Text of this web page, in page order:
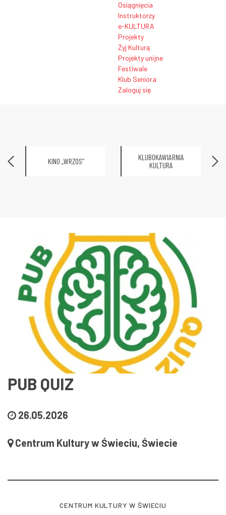
Osiągnięcia
Instruktorzy
e-KULTURA
Projekty
Żyj Kulturą
Projekty unijne
Festiwale
Klub Seniora
Zaloguj się
KINO „WRZOS”
KLUBOKAWIARNIA
KULTURA
PUB QUIZ
26.05.2026
Centrum Kultury w Świeciu, Świecie
CENTRUM KULTURY W ŚWIECIU